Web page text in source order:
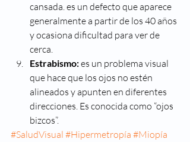
cansada. es un defecto que aparece
generalmente a partir de los 40 años
y ocasiona dificultad para ver de
cerca.
Estrabismo: es un problema visual
que hace que los ojos no estén
alineados y apunten en diferentes
direcciones. Es conocida como “ojos
bizcos”.
#SaludVisual #Hipermetropía #Miopía